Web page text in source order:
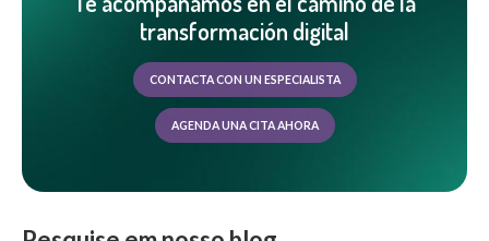
transformación digital
CONTACTA CON UN ESPECIALISTA
AGENDA UNA CITA AHORA